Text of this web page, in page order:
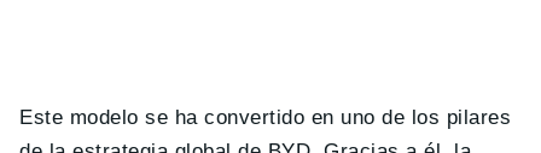
Este modelo se ha convertido en uno de los pilares